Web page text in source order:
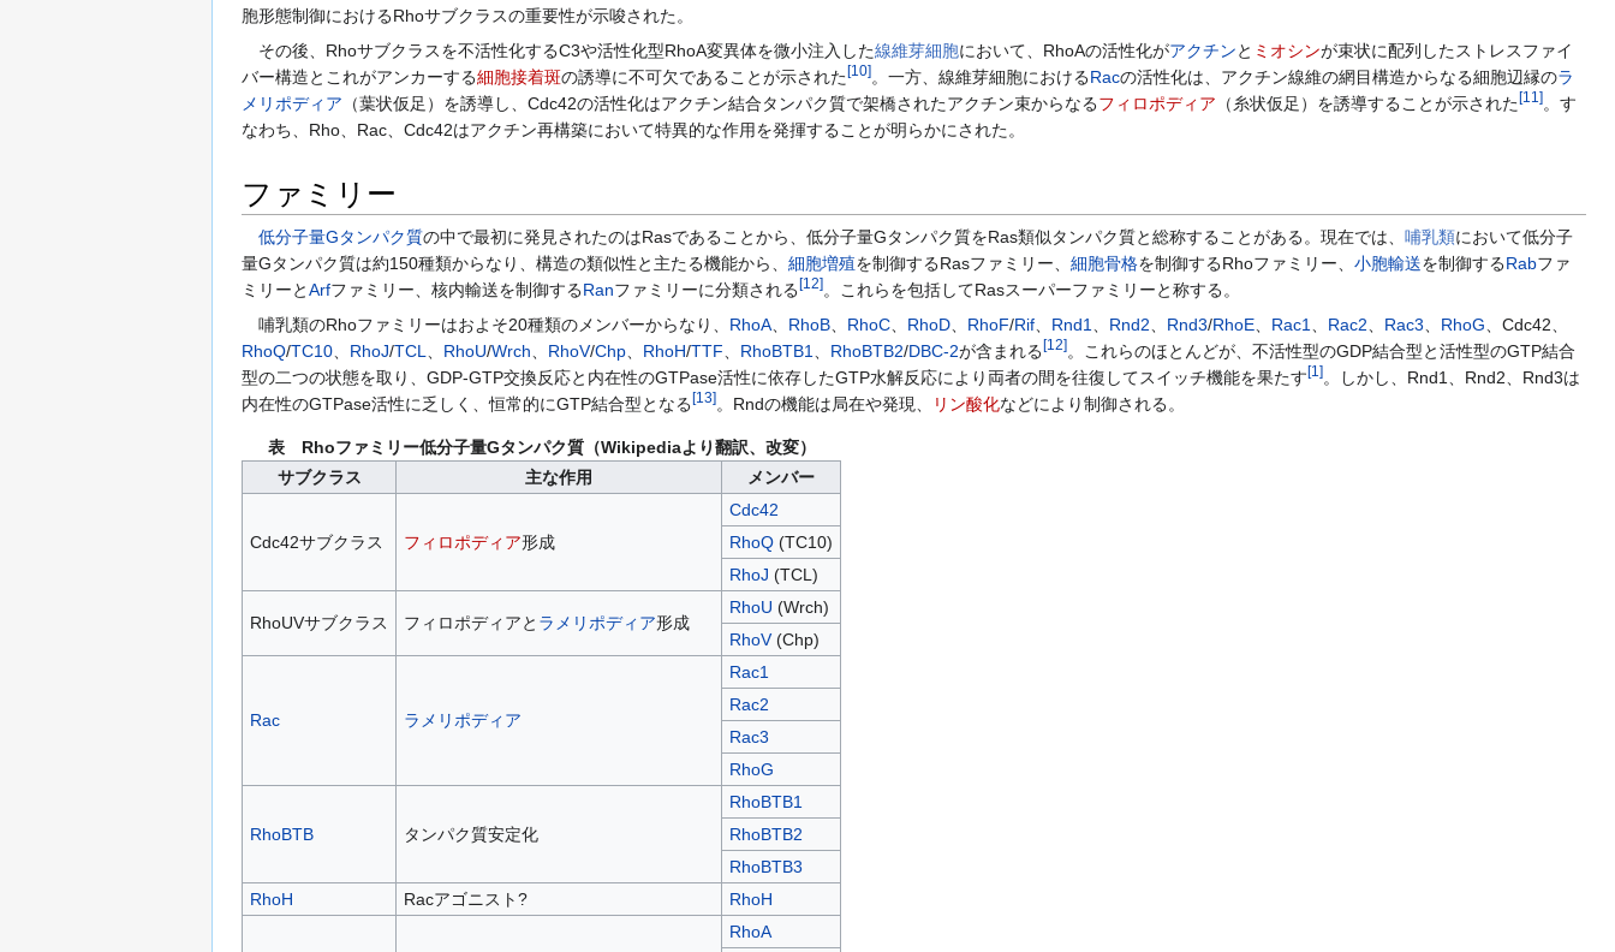
胞形態制御におけるRhoサブクラスの重要性が示唆された。
その後、Rhoサブクラスを不活性化するC3や活性化型RhoA変異体を微小注入した線維芽細胞において、RhoAの活性化がアクチンと ミオシンが束状に配列したストレスファイ
バー構造とこれがアンカーする細胞接着斑の誘導に不可欠であることが示された[10]。一方、線維芽細胞におけるRacの活性化は、アクチン線維の網目構造からなる細胞辺縁のラ
メリポディア （葉状仮足）を誘導し、Cdc42の活性化はアクチン結合タンパク質で架橋されたアクチン束からなるフィロポディア （糸状仮足）を誘導することが示された[11 ]。す
なわち、Rho、Rac、Cdc42はアクチン再構築において特異的な作用を発揮することが明らかにされた。
ファミリー
低分子量Gタンパク質の中で最初に発見されたのはRasであることから、低分子量Gタンパク質をRas類似タンパク質と総称することがある。現在では、 哺乳類において低分子
量Gタンパク質は約150種類からなり、構造の類似性と主たる機能から、 細胞増殖を制御するRasファミリー、 細胞骨格を制御するRhoファミリー、 小胞輸送を制御するRabファ
ミリーとArfファミリー、核内輸送を制御するRanファミリーに分類される [12] 。これらを包括してRasスーパーファミリーと称する。
哺乳類のRhoファミリーはおよそ20種類のメンバーからなり、 RhoA RhoB RhoC RhoD RhoF/Rif Rnd1 Rnd2 Rnd3/RhoE Rac1 Rac2 Rac3 RhoG 、Cdc42、
RhoQ/TC10 RhoJ/TCL RhoU/Wrch RhoV/Chp RhoH/TTF RhoBTB1 RhoBTB2/DBC-2が含まれる [12] 。これらのほとんどが、不活性型のGDP結合型と活性型のGTP結合
型の二つの状態を取り、GDP-GTP交換反応と内在性のGTPase活性に依存したGTP水解反応により両者の間を往復してスイッチ機能を果たす[1 ] 。しかし、Rnd1、Rnd2、Rnd3は
内在性のGTPase活性に乏しく、恒常的にGTP結合型となる [13] 。Rndの機能は局在や発現、 リン酸化などにより制御される。
表 Rhoファミリー低分子量Gタンパク質（Wikipediaより翻訳、改変）
サブクラス
主な作用 メンバー
Cdc42サブクラス フィロポディア形成
Cdc42
RhoQ(TC10)
RhoJ (TCL)
RhoUVサブクラス フィロポディアと ラメリポディア形成
RhoU (Wrch)
RhoV(Chp)
Rac ラメリポディア
Rac1
Rac2
Rac3
RhoG
RhoBTB タンパク質安定化
RhoBTB1
RhoBTB2
RhoBTB3
RhoH
Racアゴニスト? RhoH
RhoA